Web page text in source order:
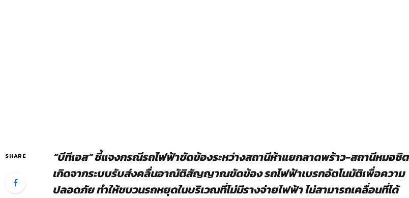
SHARE
“บีทีเอส” ชี้แจงกรณีรถไฟฟ้าขัดข้องระหว่างสถานีห้าแยกลาดพร้าว-สถานีหมอชิต
เกิดจากระบบรับส่งคลื่นอาณัติสัญญาณขัดข้อง รถไฟฟ้าเบรกอัตโนมัติเพื่อความ
ปลอดภัย ทำให้ขบวนรถหยุดในบริเวณที่ไม่มีรางจ่ายไฟฟ้า ไม่สามารถเคลื่อนที่ได้